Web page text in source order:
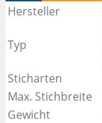
Hersteller
Typ
Sticharten
Max. Stichbreite
Gewicht